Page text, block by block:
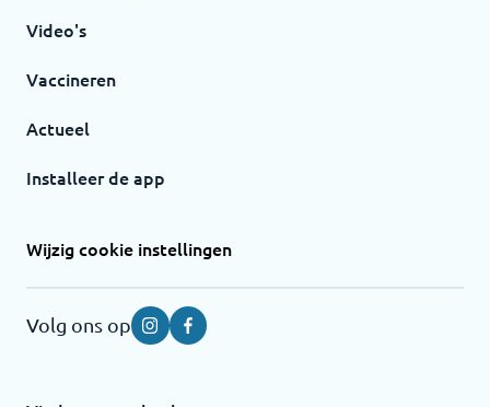
Video's
Vaccineren
Actueel
Installeer de app
Wijzig cookie instellingen
Volg ons op InstagramFacebook